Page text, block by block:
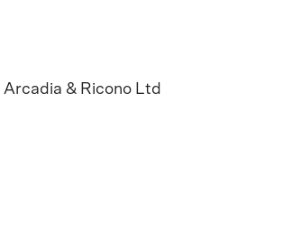
Arcadia & Ricono Ltd